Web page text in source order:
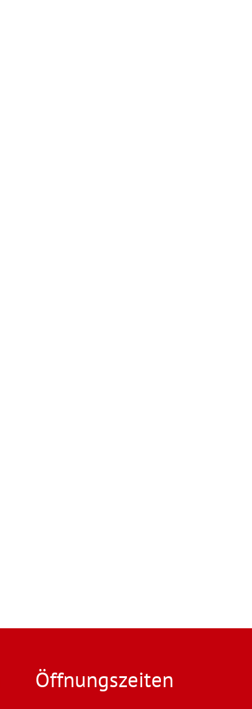
Öffnungszeiten